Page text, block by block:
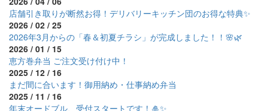
店舗引き取りが断然お得！デリバリーキッチン団のお得な特典✨
2026 / 02 / 25
2026年3月からの「春＆初夏チラシ」が完成しました！！🌸🌿
2026 / 01 / 15
恵方巻弁当 ご注文受け付け中！
2025 / 12 / 16
まだ間に合います！御用納め・仕事納め弁当
2025 / 11 / 16
年末オードブル、受付スタートです！🎍✨